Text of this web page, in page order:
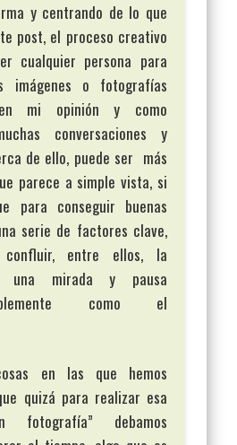
y centrando de lo que
post, el proceso creativo
cualquier persona para
imágenes o fotografías
en mi opinión y como
conversaciones y
de ello, puede ser más
parece a simple vista, si
para conseguir buenas
serie de factores clave,
confluir, entre ellos, la
una mirada y pausa
como el
en las que hemos
quizá para realizar esa
fotografía” debamos